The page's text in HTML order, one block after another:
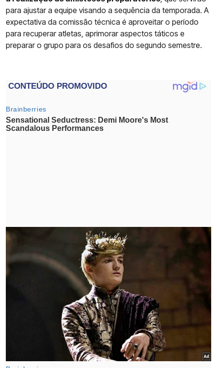
para ajustar a equipe visando a sequência da temporada. A
expectativa da comissão técnica é aproveitar o período
para recuperar atletas, aprimorar aspectos táticos e
preparar o grupo para os desafios do segundo semestre.